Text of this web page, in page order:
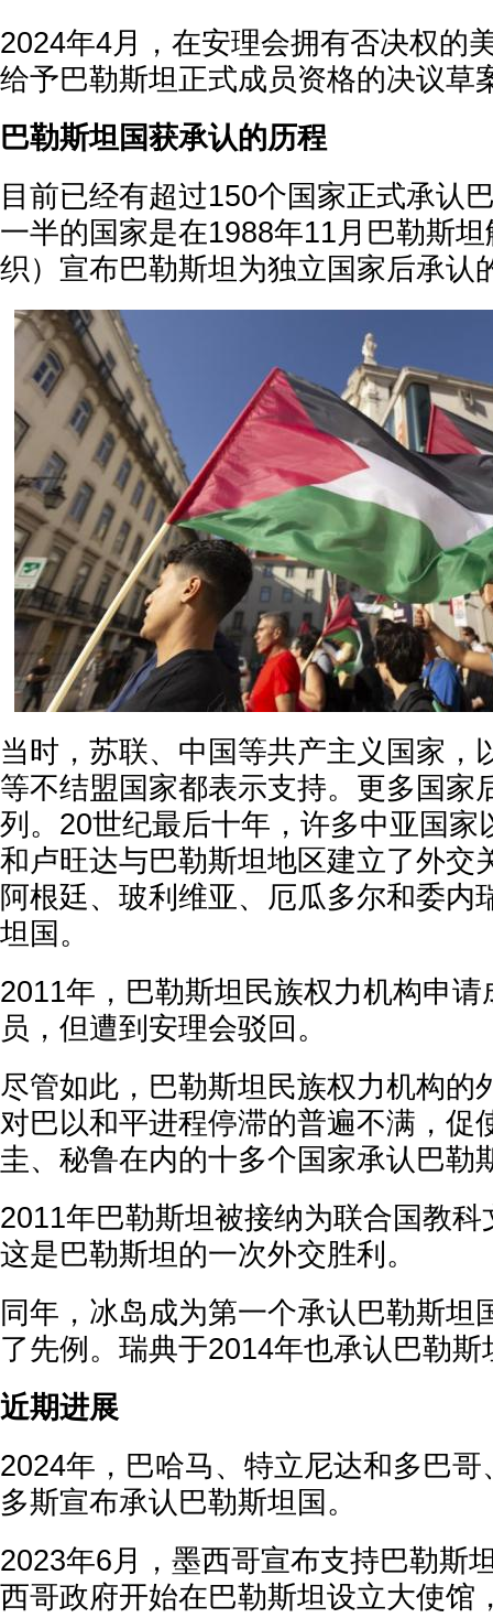
2024年4月，在安理会拥有否决权的
给予巴勒斯坦正式成员资格的决议草
巴勒斯坦国获承认的历程
目前已经有超过150个国家正式承认
一半的国家是在1988年11月巴勒斯
织）宣布巴勒斯坦为独立国家后承认
当时，苏联、中国等共产主义国家，
等不结盟国家都表示支持。更多国家
列。20世纪最后十年，许多中亚国家
和卢旺达与巴勒斯坦地区建立了外交
阿根廷、玻利维亚、厄瓜多尔和委内
坦国。
2011年，巴勒斯坦民族权力机构申
员，但遭到安理会驳回。
尽管如此，巴勒斯坦民族权力机构的
对巴以和平进程停滞的普遍不满，促
圭、秘鲁在内的十多个国家承认巴勒
2011年巴勒斯坦被接纳为联合国教
这是巴勒斯坦的一次外交胜利。
同年，冰岛成为第一个承认巴勒斯坦
了先例。瑞典于2014年也承认巴勒斯
近期进展
2024年，巴哈马、特立尼达和多巴
多斯宣布承认巴勒斯坦国。
2023年6月，墨西哥宣布支持巴勒斯
西哥政府开始在巴勒斯坦设立大使馆